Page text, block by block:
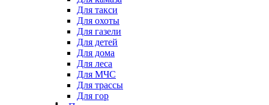
Для такси
Для охоты
Для газели
Для детей
Для дома
Для леса
Для МЧС
Для трассы
Для гор